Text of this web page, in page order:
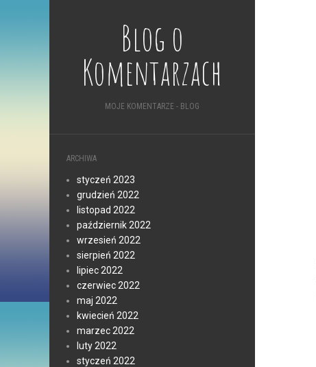
Blog o
Komentarzach
MOJE KOMENTARZE - BLOG
ARCHIWA
styczeń 2023
grudzień 2022
listopad 2022
październik 2022
wrzesień 2022
sierpień 2022
lipiec 2022
czerwiec 2022
maj 2022
kwiecień 2022
marzec 2022
luty 2022
styczeń 2022